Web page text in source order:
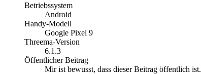
Betriebssystem
Android
Handy-Modell
Google Pixel 9
Threema-Version
6.1.3
Öffentlicher Beitrag
Mir ist bewusst, dass dieser Beitrag öffentlich ist.